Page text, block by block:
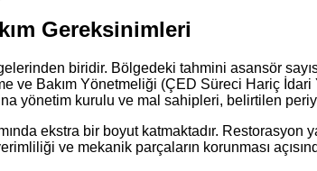
Gereksinimleri
biridir. Bölgedeki tahmini asansör
ve Bakım Yönetmeliği (ÇED Süreci Hariç
yönetim kurulu ve mal sahipleri, belirtilen
ekstra bir boyut katmaktadır.
ve mekanik parçaların korunması